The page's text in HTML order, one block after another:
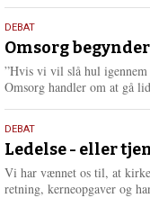
9.
juli
2026
DEBAT
Omsorg
”Hvis vi vil slå hul igennem
Omsorg handler om at gå
10.
juni
2026
DEBAT
Ledelse - eller
Vi har vænnet os til, at
retning, kerneopgaver og